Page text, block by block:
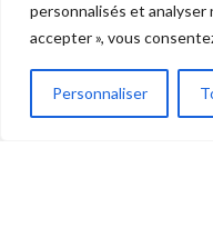
personnalisés et
accepter », vous
Personnaliser
J’accepte de recevoir
peux me désabonner en